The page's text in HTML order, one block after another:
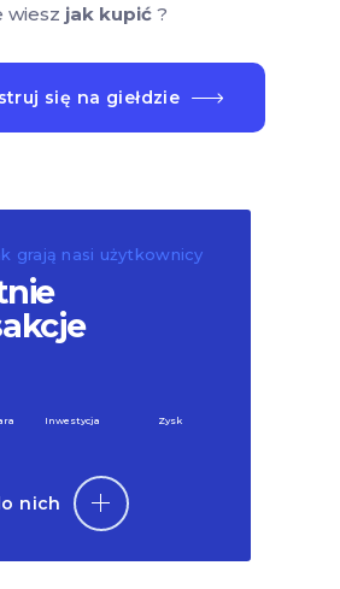
wiesz jak kupić?
się na giełdzie
grają nasi użytkownicy
Inwestycja Zysk
nich